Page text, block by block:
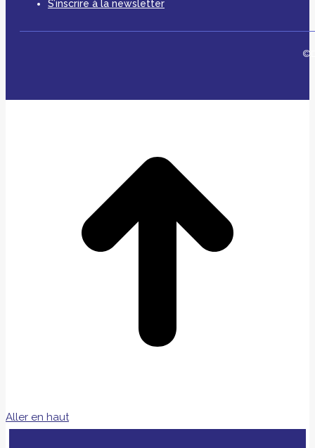
S’inscrire à la newsletter
Aller en haut